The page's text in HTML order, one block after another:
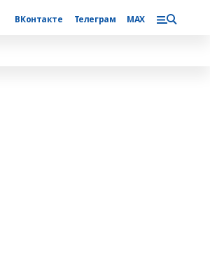
ВКонтакте Телеграм MAX